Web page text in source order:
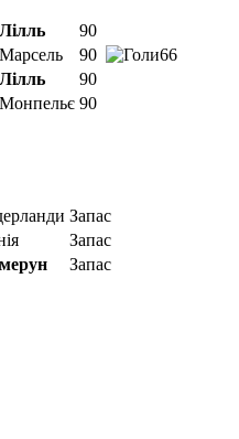
Лілль
90
Марсель 90
66
Лілль
90
Монпельє 90
Запас
Запас
Запас